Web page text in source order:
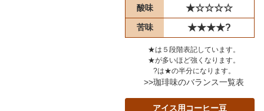
酸味 ★☆☆☆☆
苦味 ★★★★?
★は５段階表記しています。
★が多いほど強くなります。
?は★の半分になります。
>>珈琲味のバランス一覧表